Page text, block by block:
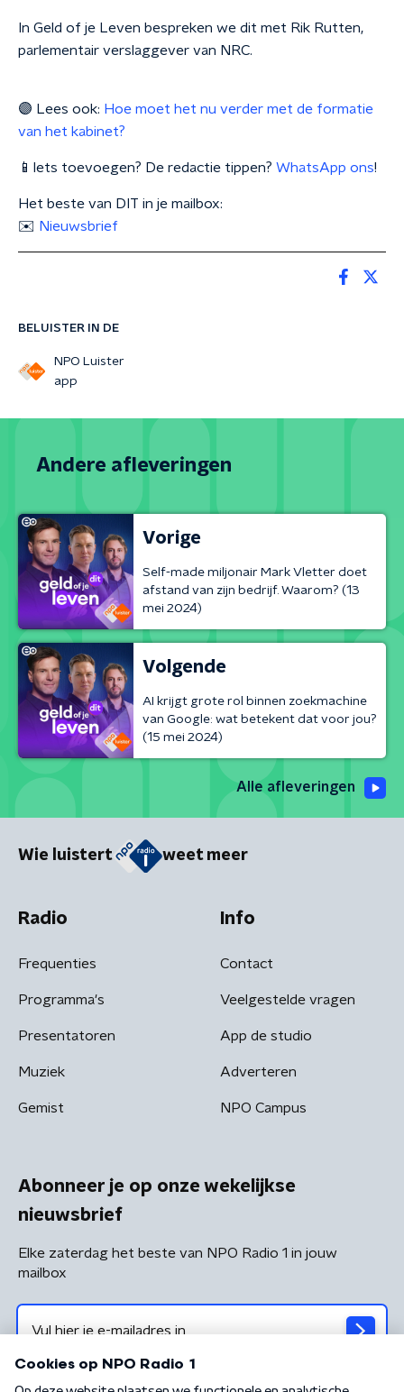
BELUISTER IN DE
NPO Luister
app
In Geld of je Leven bespreken we dit met Rik Rutten,
parlementair verslaggever van NRC.
🟣 Lees ook: Hoe moet het nu verder met de formatie
van het kabinet?
📱Iets toevoegen? De redactie tippen? WhatsApp ons!
Het beste van DIT in je mailbox:
✉️ Nieuwsbrief
Andere afleveringen
Vorige
Self-made miljonair Mark Vletter doet
afstand van zijn bedrijf. Waarom? (13
mei 2024)
Volgende
AI krijgt grote rol binnen zoekmachine
van Google: wat betekent dat voor jou?
(15 mei 2024)
Alle afleveringen
Wie luistert weet meer
Radio
Frequenties
Programma's
Presentatoren
Muziek
Gemist
Info
Contact
Veelgestelde vragen
App de studio
Adverteren
NPO Campus
Abonneer je op onze wekelijkse
nieuwsbrief
Elke zaterdag het beste van NPO Radio 1 in jouw
mailbox